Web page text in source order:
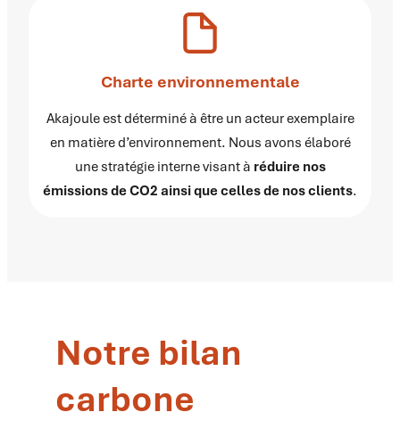
Charte environnementale
Akajoule est déterminé à être un acteur exemplaire
en matière d’environnement. Nous avons élaboré
une stratégie interne visant à réduire nos
émissions de CO2 ainsi que celles de nos clients.
Notre bilan
carbone